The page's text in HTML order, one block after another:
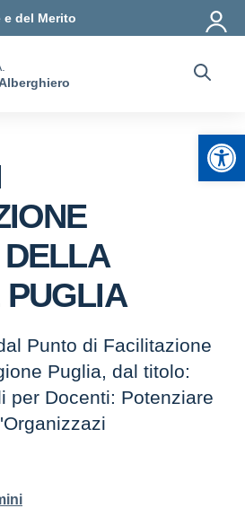
del Merito
PUGLIA
Punto di Facilitazione
Puglia, dal titolo:
per Docenti: Potenziare